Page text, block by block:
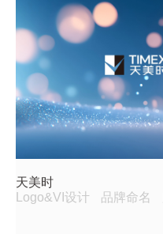
天美时
Logo&VI设计
品牌命名